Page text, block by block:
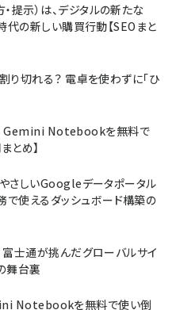
提示）は、デジタルの新たな
代の新しい購買行動【SEOまと
り切れる？ 電卓を使わずに「ひ
Gemini Notebookを無料で
とめ】
さしいGoogleデータポータル
使えるダッシュボード構築の
士通が挑んだグローバルサイ
舞台裏
Notebookを無料で使い倒